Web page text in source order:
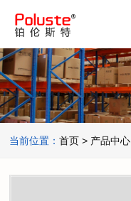
当前位置：首页 > 产品中心
RT管道